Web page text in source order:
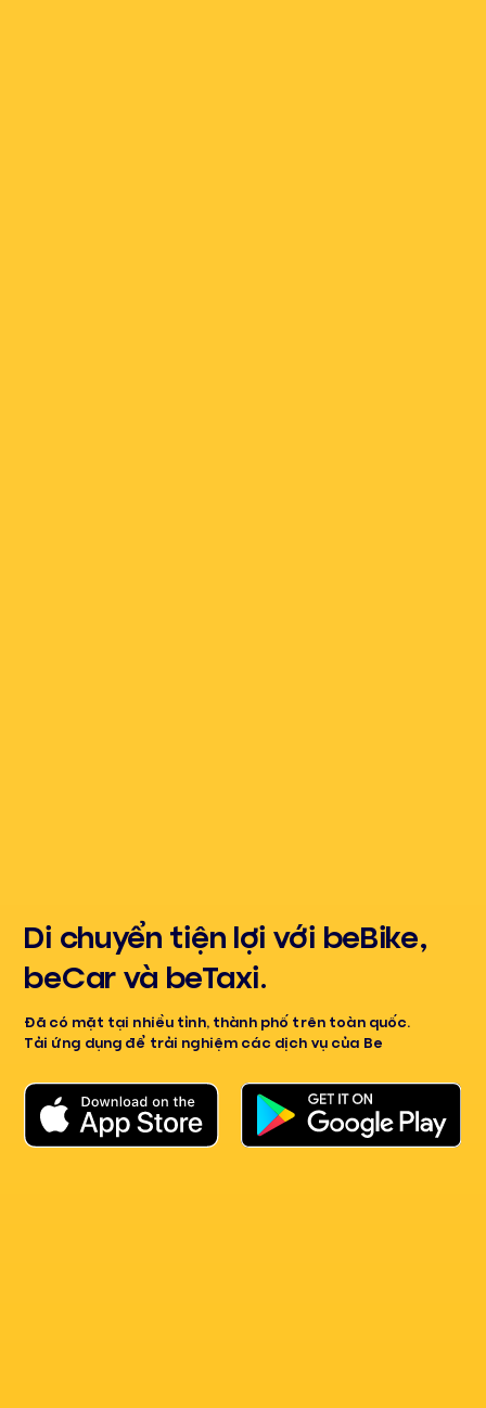
Di chuyển tiện lợi với beBike,
beCar và beTaxi.
Đã có mặt tại nhiều tỉnh, thành phố trên toàn quốc.
Tải ứng dụng để trải nghiệm các dịch vụ của Be